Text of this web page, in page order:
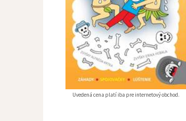
Uvedená cena platí iba pre internetový obchod.